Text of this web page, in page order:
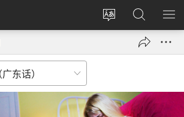
更
言
登
录
（打
口）
搜
索
JW.ORG
显